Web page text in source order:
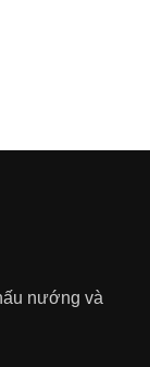
nướng và